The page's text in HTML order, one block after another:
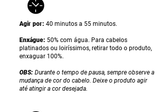
Agir por: 40 minutos a 55 minutos.
Enxágue: 50% com água. Para cabelos
platinados ou loiríssimos, retirar todo o produto,
enxaguar 100%.
OBS: Durante o tempo de pausa, sempre observe a
mudança de cor do cabelo. Deixe o produto agir
até atingir a cor desejada.